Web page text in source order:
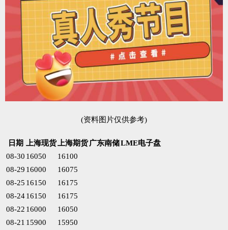
(资料图片仅供参考)
日期 上海现货 上海期货广东南储LME电子盘
08-30 16050
16100
08-29 16000
16075
08-25 16150
16175
08-2416150
16175
08-22 16000
16050
08-21 15900
15950